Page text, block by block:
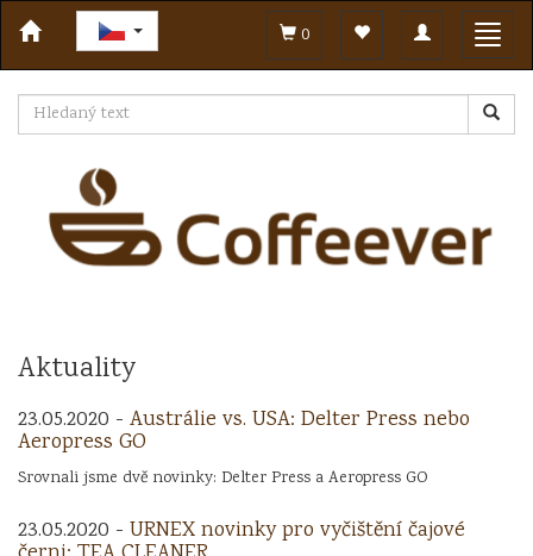
Toggle
navigation
0
Aktuality
23.05.2020 - Austrálie vs. USA: Delter Press nebo
Aeropress GO
Srovnali jsme dvě novinky: Delter Press a Aeropress GO
23.05.2020 - URNEX novinky pro vyčištění čajové